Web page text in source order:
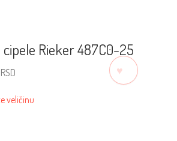
cipele Rieker 487C0-25
RSD
veličinu